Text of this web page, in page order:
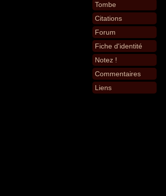
Tombe
Citations
Forum
Fiche d'identité
Notez !
Commentaires
Liens